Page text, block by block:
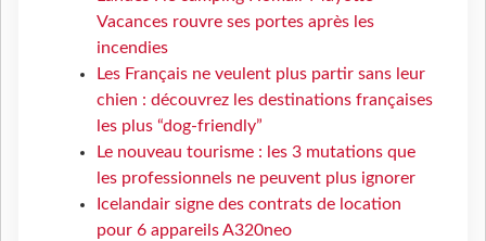
Vacances rouvre ses portes après les
incendies
Les Français ne veulent plus partir sans leur
chien : découvrez les destinations françaises
les plus “dog-friendly”
Le nouveau tourisme : les 3 mutations que
les professionnels ne peuvent plus ignorer
Icelandair signe des contrats de location
pour 6 appareils A320neo